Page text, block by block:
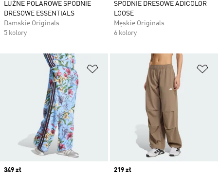
LUŹNE POLAROWE SPODNIE
DRESOWE ESSENTIALS
Damskie Originals
5 kolory
SPODNIE DRESOWE ADICOLOR
LOOSE
Męskie Originals
6 kolory
Dodaj do listy życzeń
Price
349 zł
Price
219 zł